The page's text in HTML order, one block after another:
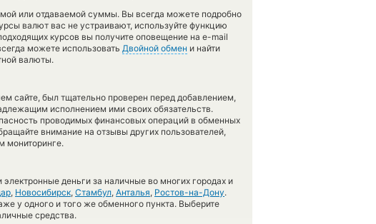
или отдаваемой суммы. Вы всегда можете подробно
валют вас не устраивают, используйте функцию
курсов вы получите оповещение на e-mail
можете использовать Двойной обмен и найти
валюты.
сайте, был тщательно проверен перед добавлением,
исполнением ими своих обязательств.
проводимых финансовых операций в обменных
внимание на отзывы других пользователей,
мониторинге.
деньги за наличные во многих городах и
, Новосибирск, Стамбул, Анталья, Ростов-на-Дону.
у одного и того же обменного пункта. Выберите
средства.